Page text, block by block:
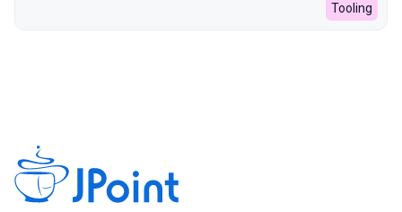
Tooling